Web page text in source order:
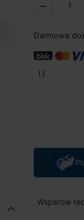

Darmowa
Wsparcie